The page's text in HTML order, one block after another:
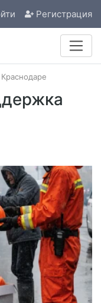
Регистрация